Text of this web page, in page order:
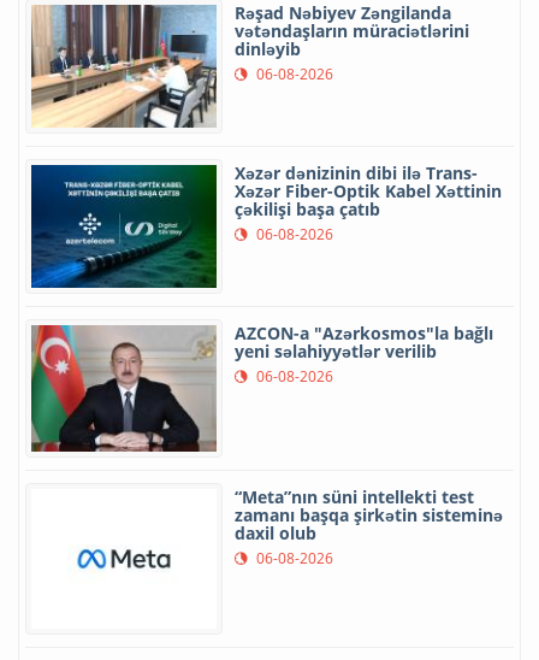
Rəşad Nəbiyev Zəngilanda
vətəndaşların müraciətlərini
dinləyib
06-08-2026
Xəzər dənizinin dibi ilə Trans-
Xəzər Fiber-Optik Kabel Xəttinin
çəkilişi başa çatıb
06-08-2026
AZCON-a "Azərkosmos"la bağlı
yeni səlahiyyətlər verilib
06-08-2026
“Meta”nın süni intellekti test
zamanı başqa şirkətin sisteminə
daxil olub
06-08-2026